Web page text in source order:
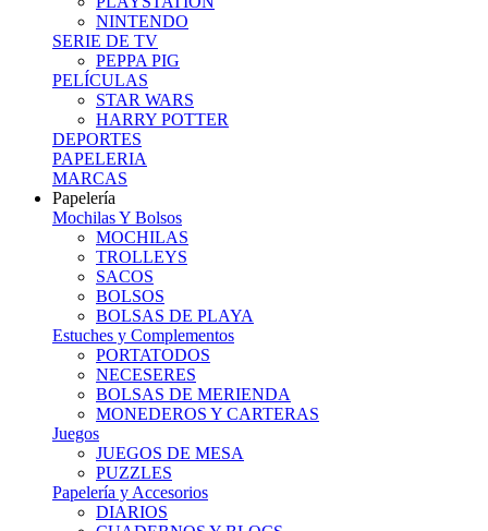
NINTENDO
SERIE DE TV
PEPPA PIG
PELÍCULAS
STAR WARS
HARRY POTTER
DEPORTES
PAPELERIA
MARCAS
Papelería
Mochilas Y Bolsos
MOCHILAS
TROLLEYS
SACOS
BOLSOS
BOLSAS DE PLAYA
Estuches y Complementos
PORTATODOS
NECESERES
BOLSAS DE MERIENDA
MONEDEROS Y CARTERAS
Juegos
JUEGOS DE MESA
PUZZLES
Papelería y Accesorios
DIARIOS